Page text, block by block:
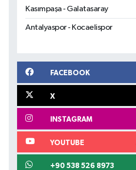
Kasımpaşa - Galatasaray
Antalyaspor - Kocaelispor
FACEBOOK
X
INSTAGRAM
YOUTUBE
+90 538 526 8973